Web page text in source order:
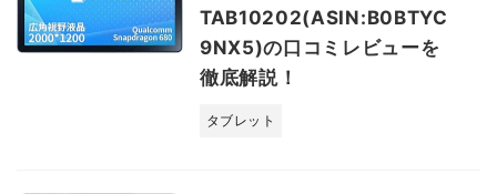
TAB10202(ASIN:B0BTYC
9NX5)の口コミレビューを
徹底解説！
タブレット